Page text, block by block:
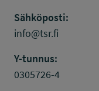
Sähköposti:
info@tsr.fi
Y-tunnus:
0305726-4